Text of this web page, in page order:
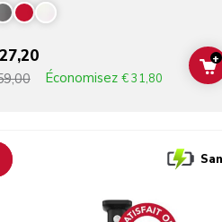
Économisez € 31,80
+